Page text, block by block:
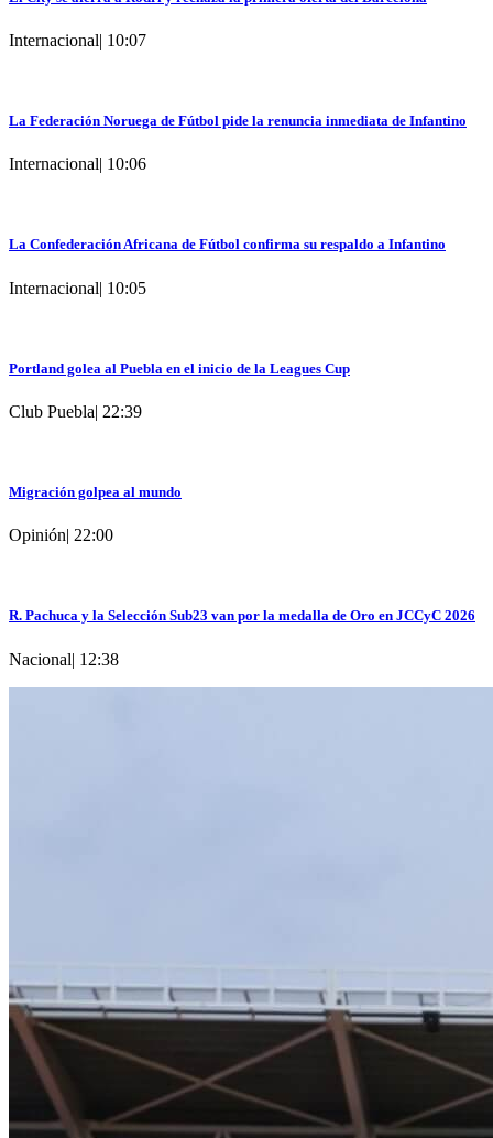
Internacional| 10:07
La Federación Noruega de Fútbol pide la renuncia inmediata de Infantino
Internacional| 10:06
La Confederación Africana de Fútbol confirma su respaldo a Infantino
Internacional| 10:05
Portland golea al Puebla en el inicio de la Leagues Cup
Club Puebla| 22:39
Migración golpea al mundo
Opinión| 22:00
R. Pachuca y la Selección Sub23 van por la medalla de Oro en JCCyC 2026
Nacional| 12:38